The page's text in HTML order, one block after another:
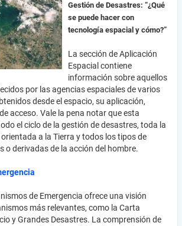
Gestión de Desastres: “¿Qué
se puede hacer con
tecnología espacial y cómo?”
La sección de Aplicación
Espacial contiene
información sobre aquellos
por las agencias espaciales de varios
desde el espacio, su aplicación,
acceso. Vale la pena notar que esta
el ciclo de la gestión de desastres, toda la
a la Tierra y todos los tipos de
o derivadas de la acción del hombre.
de Emergencia ofrece una visión
más relevantes, como la Carta
y Grandes Desastres. La comprensión de